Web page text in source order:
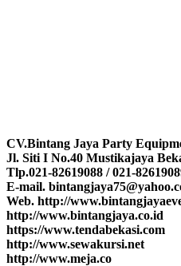
CV.Bintang Jaya Party
Jl. Siti I No.40 Mustikajaya
Tlp.021-82619088 / 021-
E-mail.
Web. http://
http://www.bintangjaya.co.id
https://www.tendabekasi.com
http://www.sewakursi.net
http://www.meja.co